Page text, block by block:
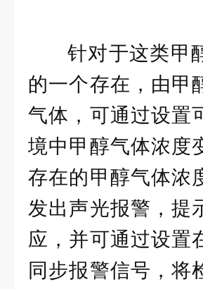
针对于这类甲
的一个存在，由甲
气体，可通过设置
境中甲醇气体浓度
存在的甲醇气体浓
发出声光报警，提
应，并可通过设置
同步报警信号，将